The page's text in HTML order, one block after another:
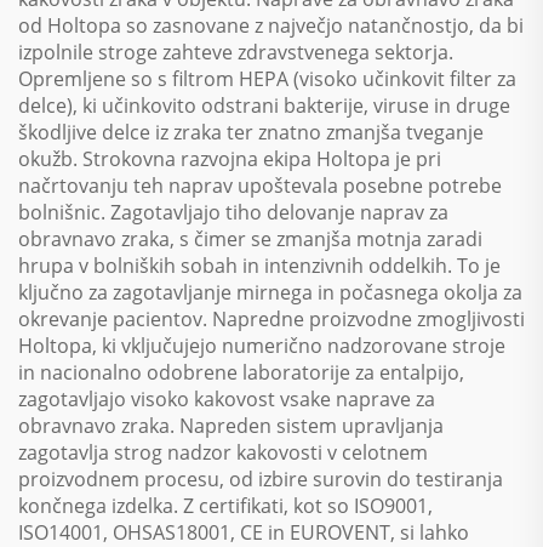
od Holtopa so zasnovane z največjo natančnostjo, da bi
izpolnile stroge zahteve zdravstvenega sektorja.
Opremljene so s filtrom HEPA (visoko učinkovit filter za
delce), ki učinkovito odstrani bakterije, viruse in druge
škodljive delce iz zraka ter znatno zmanjša tveganje
okužb. Strokovna razvojna ekipa Holtopa je pri
načrtovanju teh naprav upoštevala posebne potrebe
bolnišnic. Zagotavljajo tiho delovanje naprav za
obravnavo zraka, s čimer se zmanjša motnja zaradi
hrupa v bolniških sobah in intenzivnih oddelkih. To je
ključno za zagotavljanje mirnega in počasnega okolja za
okrevanje pacientov. Napredne proizvodne zmogljivosti
Holtopa, ki vključujejo numerično nadzorovane stroje
in nacionalno odobrene laboratorije za entalpijo,
zagotavljajo visoko kakovost vsake naprave za
obravnavo zraka. Napreden sistem upravljanja
zagotavlja strog nadzor kakovosti v celotnem
proizvodnem procesu, od izbire surovin do testiranja
končnega izdelka. Z certifikati, kot so ISO9001,
ISO14001, OHSAS18001, CE in EUROVENT, si lahko